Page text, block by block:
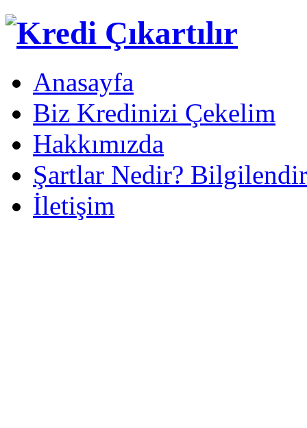
Anasayfa
Biz Kredinizi Çekelim
Hakkımızda
Şartlar Nedir?
İletişim